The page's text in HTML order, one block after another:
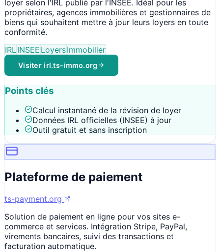
loyer selon l'IRL publié par l'INSEE. Idéal pour les
propriétaires, agences immobilières et gestionnaires de
biens qui souhaitent mettre à jour leurs loyers en toute
conformité.
IRL INSEE LoyersImmobilier
Visiter irl.ts-immo.org
Points clés
Calcul instantané de la révision de loyer
Données IRL officielles (INSEE) à jour
Outil gratuit et sans inscription
Plateforme de paiement
ts-payment.org
Solution de paiement en ligne pour vos sites e-
commerce et services. Intégration Stripe, PayPal,
virements bancaires, suivi des transactions et
facturation automatique.